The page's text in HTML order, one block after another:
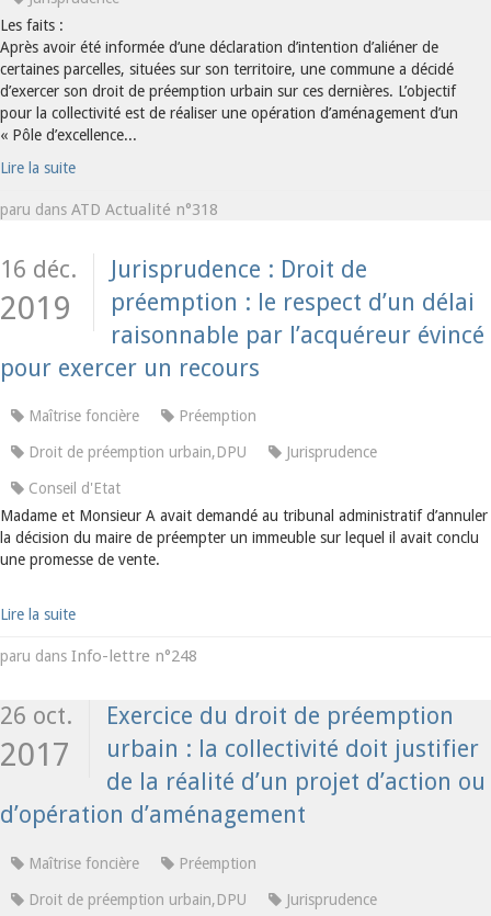
Les faits :
Après avoir été informée d’une déclaration d’intention d’aliéner de
certaines parcelles, situées sur son territoire, une commune a décidé
d’exercer son droit de préemption urbain sur ces dernières. L’objectif
pour la collectivité est de réaliser une opération d’aménagement d’un
« Pôle d’excellence...
Lire la suite
paru dans ATD Actualité n°318
16 déc.
2019
Jurisprudence : Droit de
préemption : le respect d’un délai
raisonnable par l’acquéreur évincé
pour exercer un recours
Maîtrise foncière Préemption
Droit de préemption urbain,DPU Jurisprudence
Conseil d'Etat
Madame et Monsieur A avait demandé au tribunal administratif d’annuler
la décision du maire de préempter un immeuble sur lequel il avait conclu
une promesse de vente.
Lire la suite
paru dans Info-lettre n°248
26 oct.
2017
Exercice du droit de préemption
urbain : la collectivité doit justifier
de la réalité d’un projet d’action ou
d’opération d’aménagement
Maîtrise foncière Préemption
Droit de préemption urbain,DPU
Jurisprudence